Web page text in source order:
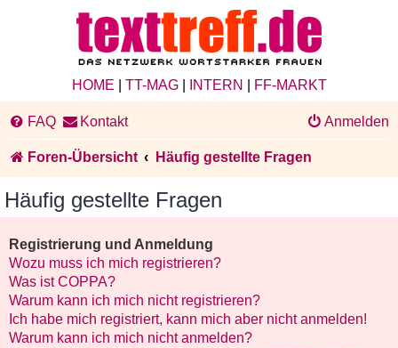
HOME TT-MAG| INTERN FF-MARKT
FAQ Kontakt Anmelden
Foren-Übersicht Häufig gestellte Fragen
Häufig gestellte Fragen
Registrierung und Anmeldung
Wozu muss ich mich registrieren?
Was ist COPPA?
Warum kann ich mich nicht registrieren?
Ich habe mich registriert, kann mich aber nicht anmelden!
Warum kann ich mich nicht anmelden?